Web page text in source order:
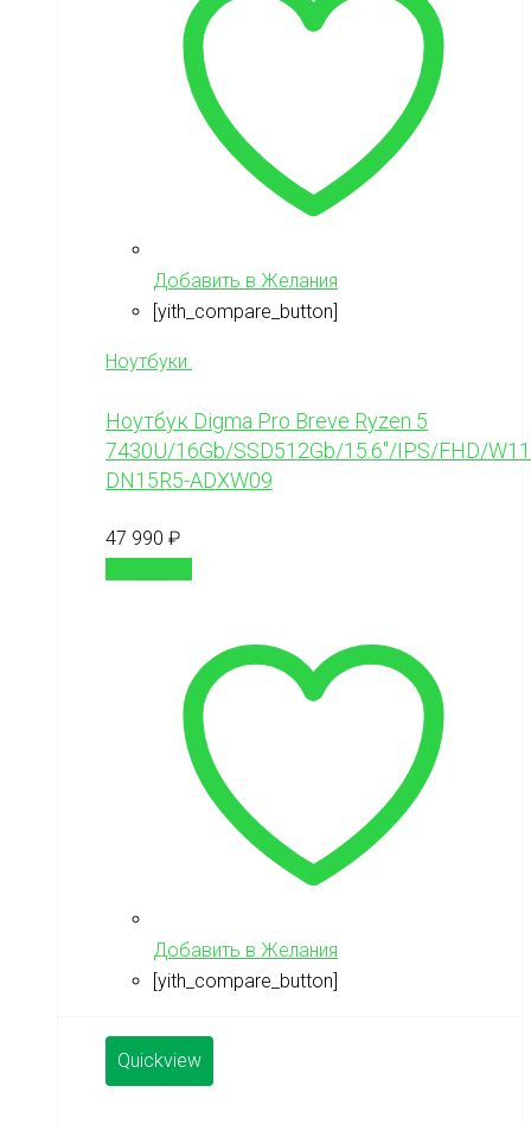
Добавить в Желания
[yith_compare_button]
Ноутбуки
Ноутбук Digma Pro Breve Ryzen 5
7430U/16Gb/SSD512Gb/15.6″/IPS/FHD/
DN15R5-ADXW09
47 990 ₽
Добавить в Желания
[yith_compare_button]
Quickview